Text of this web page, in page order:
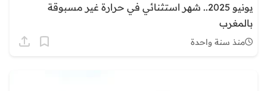
يونيو 2025.. شهر استثنائي في حرارة غير مسبوقة
بالمغرب
منذ سنة واحدة